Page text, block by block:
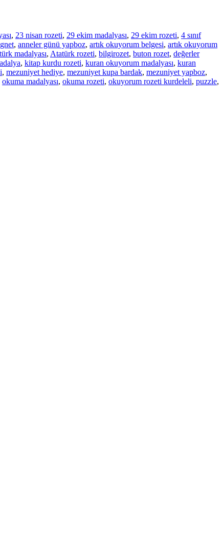
, 23 nisan rozeti, 29 ekim madalyası, 29 ekim rozeti, 4 sınıf
, anneler günü yapboz, artık okuyorum belgesi, artık okuyorum
madalyası, Atatürk rozeti, bilgirozet, buton rozet, değerler
, kitap kurdu rozeti, kuran okuyorum madalyası, kuran
, mezuniyet hediye, mezuniyet kupa bardak, mezuniyet yapboz,
okuma madalyası, okuma rozeti, okuyorum rozeti kurdeleli, puzzle,